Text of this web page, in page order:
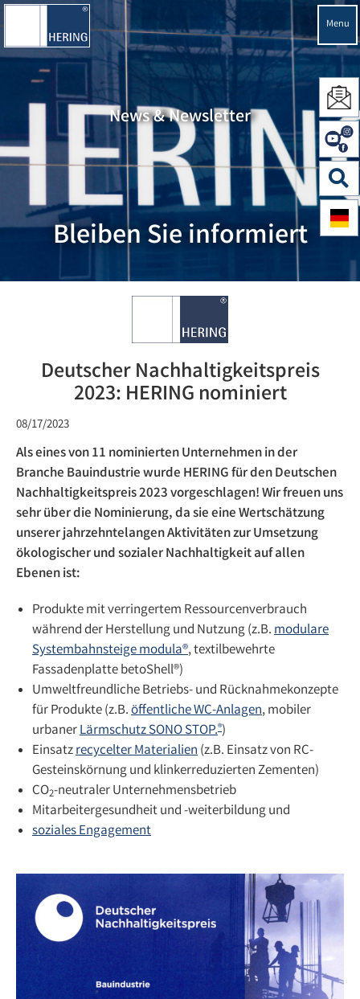
Menu
News & Newsletter
Bleiben Sie informiert
Deutscher Nachhaltigkeitspreis
2023: HERING nominiert
08/17/2023
Als eines von 11 nominierten Unternehmen in der
Branche Bauindustrie wurde HERING für den Deutschen
Nachhaltigkeitspreis 2023 vorgeschlagen! Wir freuen uns
sehr über die Nominierung, da sie eine Wertschätzung
unserer jahrzehntelangen Aktivitäten zur Umsetzung
ökologischer und sozialer Nachhaltigkeit auf allen
Ebenen ist:
Produkte mit verringertem Ressourcenverbrauch
während der Herstellung und Nutzung (z.B.modulare
Systembahnsteige modula®, textilbewehrte
Fassadenplatte betoShell®)
Umweltfreundliche Betriebs- und Rücknahmekonzepte
für Produkte (z.B.öffentliche WC-Anlagen, mobiler
urbanerLärmschutz SONO STOP.®)
Einsatzrecycelter Materialien(z.B. Einsatz von RC-
Gesteinskörnung und klinkerreduzierten Zementen)
CO2-neutraler Unternehmensbetrieb
Mitarbeitergesundheit und -weiterbildung und
soziales Engagement